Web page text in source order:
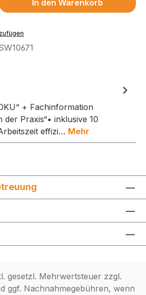
In den Warenkorb
+ Fachinformation
der Praxis“• inklusive 10
effizi… Mehr
gesetzl. Mehrwertsteuer zzgl.
ggf. Nachnahmegebühren, wenn